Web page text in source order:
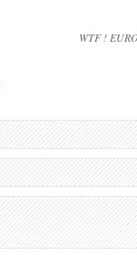
WTF !